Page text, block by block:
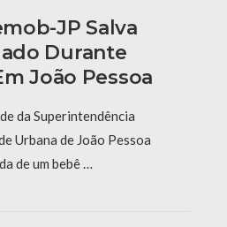
JP Salva
Durante
João Pessoa
da Superintendência
Urbana de João Pessoa
de um bebê …